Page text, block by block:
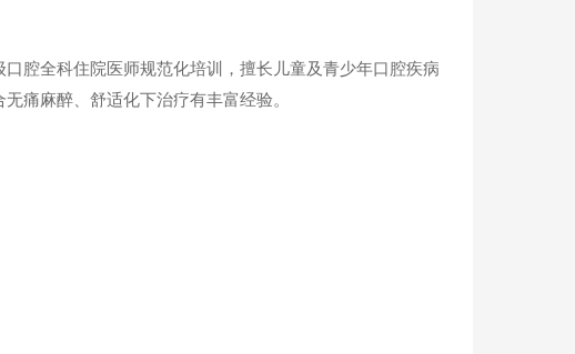
腔全科住院医师规范化培训，擅长儿童及青少年口腔疾病
痛麻醉、舒适化下治疗有丰富经验。